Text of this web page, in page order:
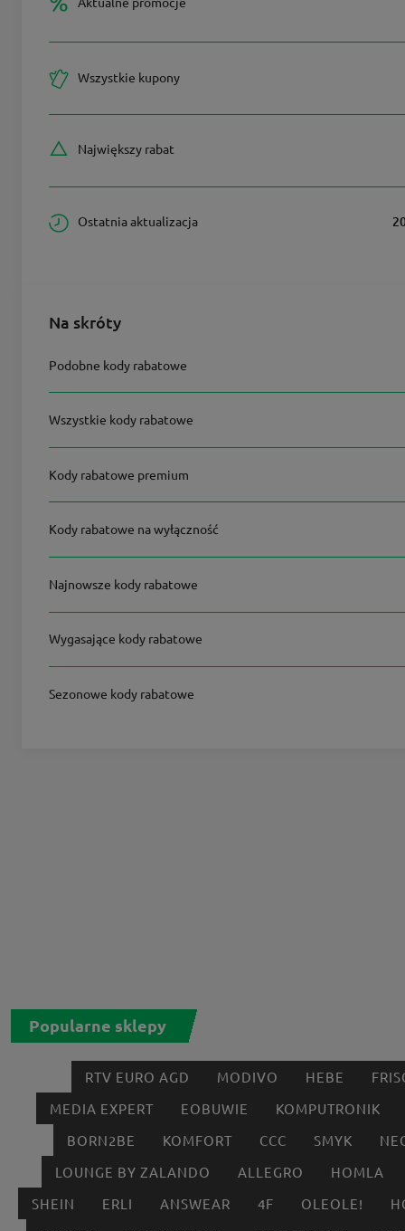
Wszystkie kupony
Największy rabat
Ostatnia aktualizacja
Na skróty
Podobne kody rabatowe
Wszystkie kody rabatowe
Kody rabatowe premium
Kody rabatowe na wyłączność
Najnowsze kody rabatowe
Wygasające kody rabatowe
Sezonowe kody rabatowe
Popularne sklepy
RTV EURO AGD MODIVO HEBE
MEDIA EXPERT
EOBUWIE
KOMPUTRONIK
BORN2BE
KOMFORT CCC SMYK
LOUNGE BY ZALANDO
ALLEGRO
HOMLA
SHEIN
ERLI ANSWEAR 4F OLEOLE!